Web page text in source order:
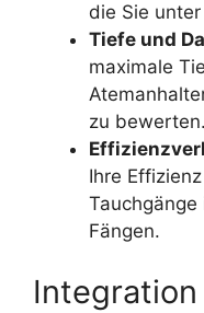
die Sie
Tiefe und
maximale
zu bewerten.
Ihre
Fängen.
Integration